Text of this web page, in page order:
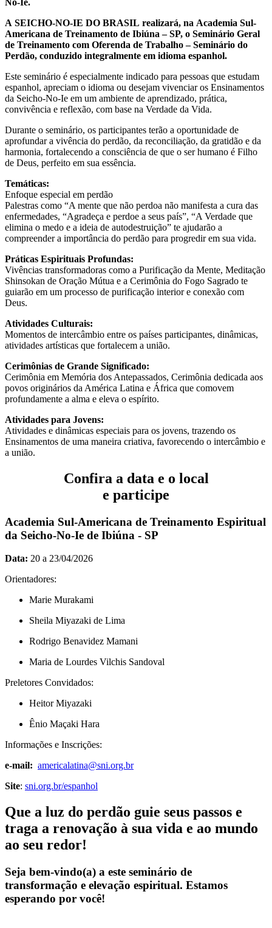
A SEICHO-NO-IE DO BRASIL realizará, na Academia Sul-
Americana de Treinamento de Ibiúna – SP, o Seminário Geral
de Treinamento com Oferenda de Trabalho – Seminário do
Perdão, conduzido integralmente em idioma espanhol.
Este seminário é especialmente indicado para pessoas que estudam
espanhol, apreciam o idioma ou desejam vivenciar os Ensinamentos
da Seicho-No-Ie em um ambiente de aprendizado, prática,
convivência e reflexão, com base na Verdade da Vida.
Durante o seminário, os participantes terão a oportunidade de
aprofundar a vivência do perdão, da reconciliação, da gratidão e da
harmonia, fortalecendo a consciência de que o ser humano é Filho
de Deus, perfeito em sua essência.
Temáticas:
Enfoque especial em perdão
Palestras como “A mente que não perdoa não manifesta a cura das
enfermedades, “Agradeça e perdoe a seus país”, “A Verdade que
elimina o medo e a ideia de autodestruição” te ajudarão a
compreender a importância do perdão para progredir em sua vida.
Práticas Espirituais Profundas:
Vivências transformadoras como a Purificação da Mente, Meditação
Shinsokan de Oração Mútua e a Cerimônia do Fogo Sagrado te
guiarão em um processo de purificação interior e conexão com
Deus.
Atividades Culturais:
Momentos de intercâmbio entre os países participantes, dinâmicas,
atividades artísticas que fortalecem a união.
Cerimônias de Grande Significado:
Cerimônia em Memória dos Antepassados, Cerimônia dedicada aos
povos originários da América Latina e África que comovem
profundamente a alma e eleva o espírito.
Atividades para Jovens:
Atividades e dinâmicas especiais para os jovens, trazendo os
Ensinamentos de uma maneira criativa, favorecendo o intercâmbio e
a união.
Confira a data e o local
e participe
Academia Sul-Americana de Treinamento Espiritual
da Seicho-No-Ie de Ibiúna - SP
Data: 20 a 23/04/2026
Orientadores:
Marie Murakami
Sheila Miyazaki de Lima
Rodrigo Benavidez Mamani
Maria de Lourdes Vilchis Sandoval
Preletores Convidados:
Heitor Miyazaki
Ênio Maçaki Hara
Informações e Inscrições:
e-mail: americalatina@sni.org.br
Site: sni.org.br/espanhol
Que a luz do perdão guie seus passos e
traga a renovação à sua vida e ao mundo
ao seu redor!
Seja bem-vindo(a) a este seminário de
transformação e elevação espiritual. Estamos
esperando por você!